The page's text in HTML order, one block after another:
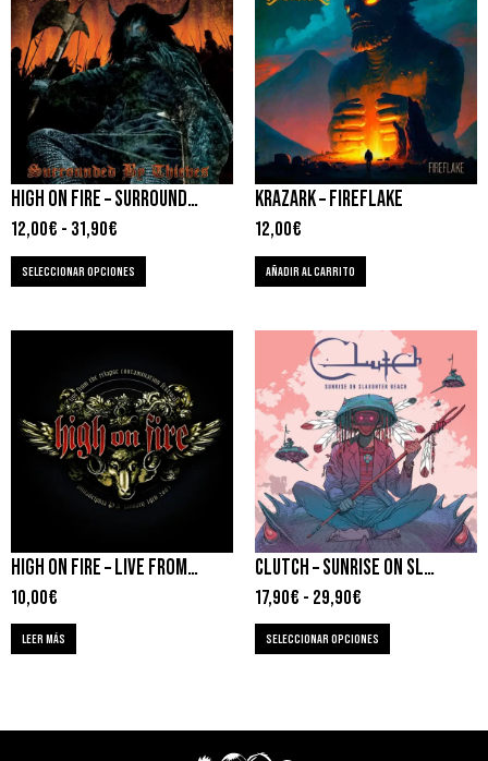
HIGH ON FIRE – SURROUNDED BY THIEVES
12,00€ - 31,90€
SELECCIONAR OPCIONES
KRAZARK – FIREFLAKE
12,00€
AÑADIR AL CARRITO
HIGH ON FIRE – LIVE FROM THE RELAPSE CONTAMINATION FESTIVAL
10,00€
LEER MÁS
CLUTCH – SUNRISE ON SLAUGHTER BEACH
17,90€ - 29,90€
SELECCIONAR OPCIONES